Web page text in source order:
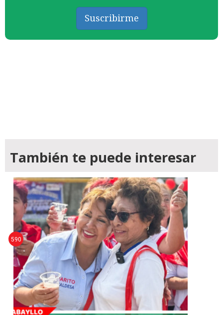
Suscribirme
También te puede interesar
590